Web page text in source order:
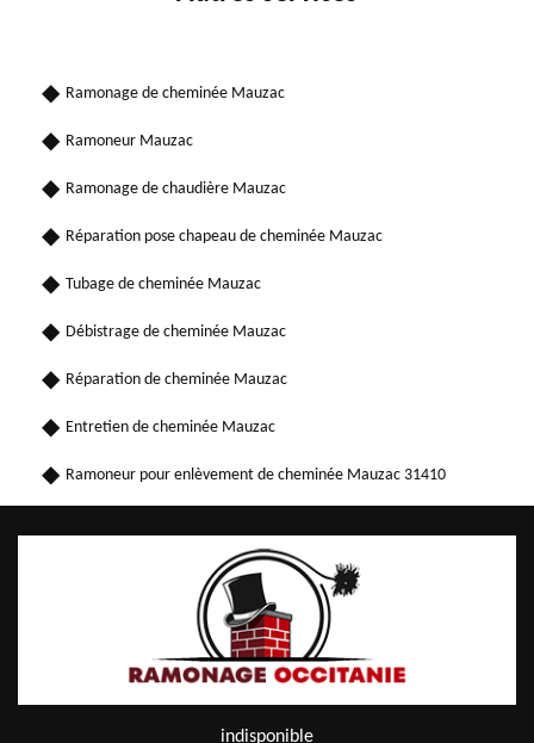
Ramonage de cheminée Mauzac
Ramoneur Mauzac
Ramonage de chaudière Mauzac
Réparation pose chapeau de cheminée Mauzac
Tubage de cheminée Mauzac
Débistrage de cheminée Mauzac
Réparation de cheminée Mauzac
Entretien de cheminée Mauzac
Ramoneur pour enlèvement de cheminée Mauzac 31410
indisponible